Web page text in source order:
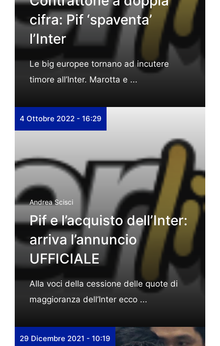
cifra: Pif ‘spaventa’
l’Inter
Le big europee tornano ad incutere
timore all’Inter. Marotta e ...
4 Ottobre 2022 - 16:29
Andrea Scisci
Pif e l’acquisto dell’Inter:
arriva l’annuncio
UFFICIALE
Alla voci della cessione delle quote di
maggioranza dell’Inter ecco ...
29 Dicembre 2021 - 10:19